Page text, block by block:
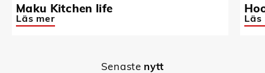
Maku Kitchen life
Läs mer Läs
Senaste nytt